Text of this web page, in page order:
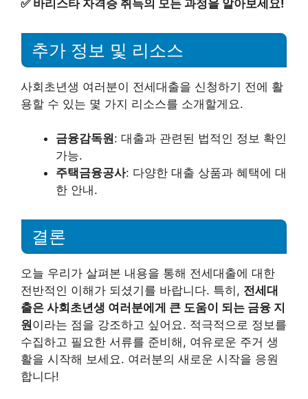
✅ 바리스타 자격증 취득의 모든 과정을 알아보세요!
추가 정보 및 리소스
사회초년생 여러분이 전세대출을 신청하기 전에 활
용할 수 있는 몇 가지 리소스를 소개할게요.
금융감독원: 대출과 관련된 법적인 정보 확인
가능.
주택금융공사: 다양한 대출 상품과 혜택에 대
한 안내.
결론
오늘 우리가 살펴본 내용을 통해 전세대출에 대한
전반적인 이해가 되셨기를 바랍니다. 특히, 전세대
출은 사회초년생 여러분에게 큰 도움이 되는 금융 지
원이라는 점을 강조하고 싶어요. 적극적으로 정보를
수집하고 필요한 서류를 준비해, 여유로운 주거 생
활을 시작해 보세요. 여러분의 새로운 시작을 응원
합니다!